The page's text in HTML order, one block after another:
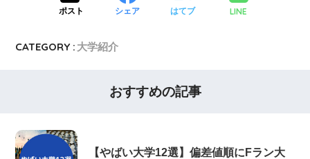
ポスト シェア はてブ LINE
CATEGORY : 大学紹介
おすすめの記事
【やばい大学12選】偏差値順にFラン大